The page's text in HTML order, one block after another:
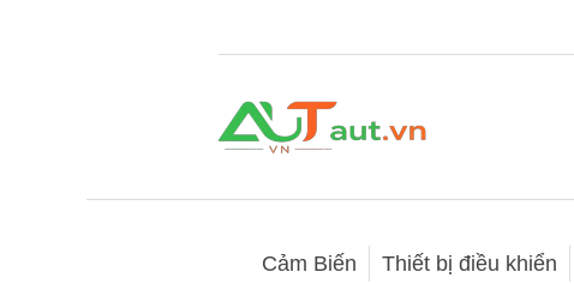
Cảm Biến Thiết bị điều khiển